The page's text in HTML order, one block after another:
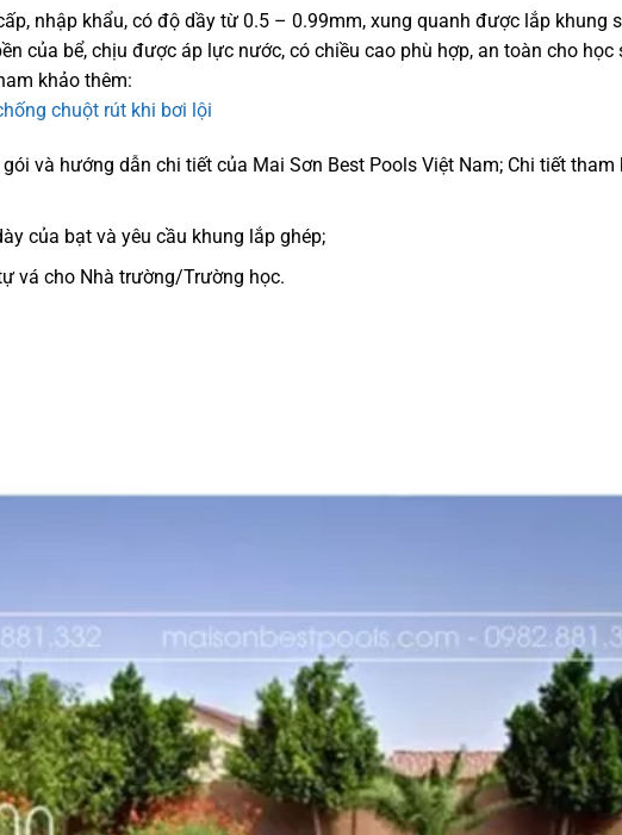
nhập khẩu, có độ dầy từ 0.5 – 0.99mm, xung quanh được lắp khung
của bể, chịu được áp lực nước, có chiều cao phù hợp, an toàn cho học
khảo thêm:
chuột rút khi bơi lội
và hướng dẫn chi tiết của Mai Sơn Best Pools Việt Nam; Chi tiết tham
của bạt và yêu cầu khung lắp ghép;
vá cho Nhà trường/Trường học.